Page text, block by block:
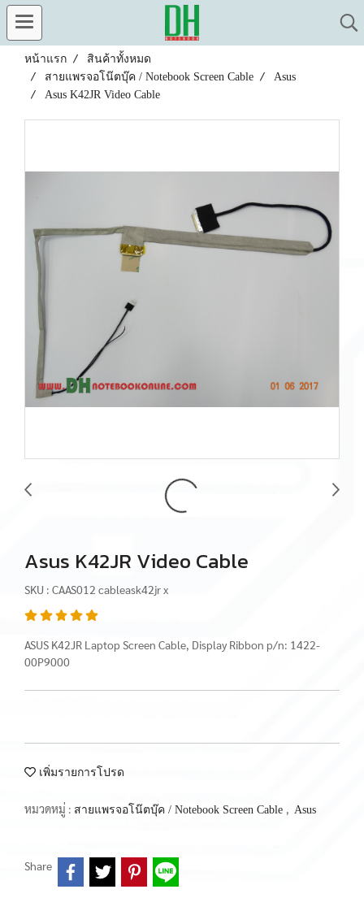
หน้าแรก
สินค้าทั้งหมด
สายแพรจอโน๊ตบุ๊ค / Notebook Screen Cable
Asus
Asus K42JR Video Cable
Asus K42JR Video Cable
SKU : CAAS012 cableask42jr x
ASUS K42JR Laptop Screen Cable, Display Ribbon p/n: 1422-
00P9000
เพิ่มรายการโปรด
หมวดหมู่ : สายแพรจอโน๊ตบุ๊ค / Notebook Screen Cable , Asus
Share